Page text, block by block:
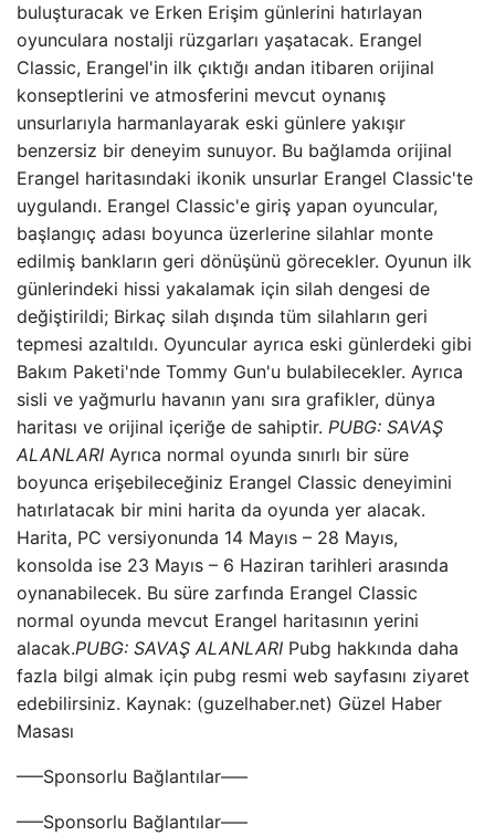
buluşturacak ve Erken Erişim günlerini hatırlayan
oyunculara nostalji rüzgarları yaşatacak. Erangel
Classic, Erangel'in ilk çıktığı andan itibaren orijinal
konseptlerini ve atmosferini mevcut oynanış
unsurlarıyla harmanlayarak eski günlere yakışır
benzersiz bir deneyim sunuyor. Bu bağlamda orijinal
Erangel haritasındaki ikonik unsurlar Erangel Classic'te
uygulandı. Erangel Classic'e giriş yapan oyuncular,
başlangıç ​​adası boyunca üzerlerine silahlar monte
edilmiş bankların geri dönüşünü görecekler. Oyunun ilk
günlerindeki hissi yakalamak için silah dengesi de
değiştirildi; Birkaç silah dışında tüm silahların geri
tepmesi azaltıldı. Oyuncular ayrıca eski günlerdeki gibi
Bakım Paketi'nde Tommy Gun'u bulabilecekler. Ayrıca
sisli ve yağmurlu havanın yanı sıra grafikler, dünya
haritası ve orijinal içeriğe de sahiptir. PUBG: SAVAŞ
ALANLARI Ayrıca normal oyunda sınırlı bir süre
boyunca erişebileceğiniz Erangel Classic deneyimini
hatırlatacak bir mini harita da oyunda yer alacak.
Harita, PC versiyonunda 14 Mayıs – 28 Mayıs,
konsolda ise 23 Mayıs – 6 Haziran tarihleri ​​arasında
oynanabilecek. Bu süre zarfında Erangel Classic
normal oyunda mevcut Erangel haritasının yerini
alacak.PUBG: SAVAŞ ALANLARI Pubg hakkında daha
fazla bilgi almak için pubg resmi web sayfasını ziyaret
edebilirsiniz. Kaynak: (guzelhaber.net) Güzel Haber
Masası
—–Sponsorlu Bağlantılar—–
—–Sponsorlu Bağlantılar—–